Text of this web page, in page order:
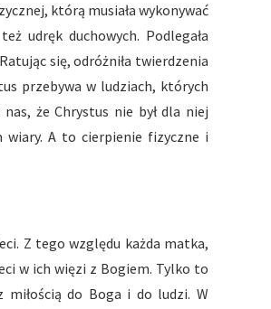
którą musiała wykonywać
udręk duchowych. Podlegała
się, odróżniła twierdzenia
przebywa w ludziach, których
że Chrystus nie był dla niej
wiary. A to cierpienie fizyczne i
Z tego względu każda matka,
w ich więzi z Bogiem. Tylko to
miłością do Boga i do ludzi. W